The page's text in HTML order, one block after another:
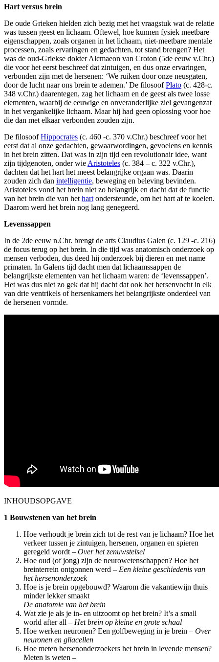
Hart versus brein
De oude Grieken hielden zich bezig met het vraagstuk wat de relatie
was tussen geest en lichaam. Oftewel, hoe kunnen fysiek meetbare
eigenschappen, zoals organen in het lichaam, niet-meetbare mentale
processen, zoals ervaringen en gedachten, tot stand brengen? Het
was de oud-Griekse dokter Alcmaeon van Croton (5de eeuw v.Chr.)
die voor het eerst beschreef dat zintuigen, en dus onze ervaringen,
verbonden zijn met de hersenen: ‘We ruiken door onze neusgaten,
door de lucht naar ons brein te ademen.’ De filosoofPlato (c. 428-c.
348 v.Chr.) daarentegen, zag het lichaam en de geest als twee losse
elementen, waarbij de eeuwige en onveranderlijke ziel gevangenzat
in het vergankelijke lichaam. Maar hij had geen oplossing voor hoe
die dan met elkaar verbonden zouden zijn.
De filosoofHippocrates (c. 460 -c. 370 v.Chr.) beschreef voor het
eerst dat al onze gedachten, gewaarwordingen, gevoelens en kennis
in het brein zitten. Dat was in zijn tijd een revolutionair idee, want
zijn tijdgenoten, onder wie Aristoteles (c. 384 – c. 322 v.Chr.),
dachten dat het hart het meest belangrijke orgaan was. Daarin
zouden zich dan intelligentie, beweging en beleving bevinden.
Aristoteles vond het brein niet zo belangrijk en dacht dat de functie
van het brein die van het hart ondersteunde, om het hart af te koelen.
Daarom werd het brein nog lang genegeerd.
Levenssappen
In de 2de eeuw n.Chr. brengt de arts Claudius Galen (c. 129 -c. 216)
de focus terug op het brein. In die tijd was anatomisch onderzoek op
mensen verboden, dus deed hij onderzoek bij dieren en met name
primaten. In Galens tijd dacht men dat lichaamssappen de
belangrijkste elementen van het lichaam waren: de ‘levenssappen’.
Het was dus niet zo gek dat hij dacht dat ook het hersenvocht in elk
van drie ventrikels of hersenkamers het belangrijkste onderdeel van
de hersenen vormde.
INHOUDSOPGAVE
1 Bouwstenen van het brein
Hoe verhoudt je brein zich tot de rest van je lichaam? Hoe het
verkeer tussen je zintuigen, hersenen, organen en spieren
geregeld wordt – Over het zenuwstelsel
Hoe oud (of jong) zijn de neurowetenschappen? Hoe het
breinterrein ontgonnen werd – Een kleine geschiedenis van
het hersenonderzoek
Hoe is je brein opgebouwd? Waarom die vakantiewijn thuis
minder lekker smaakt
De anatomie van het brein
Wat zie je als je in- en uitzoomt op het brein? It’s a small
world after all – Het brein op kleine en grote schaal
Hoe werken neuronen? Een golfbeweging in je brein – Over
neuronen en gliacellen
Hoe meten hersenonderzoekers het brein in levende mensen?
Meten is weten –